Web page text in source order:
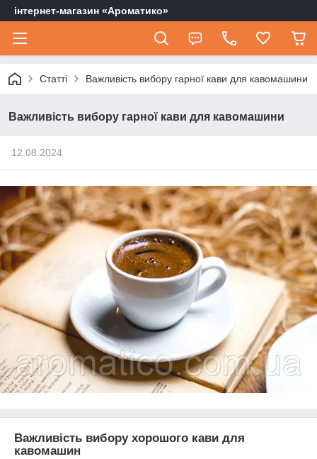
інтернет-магазин «Ароматико»
Статті Важливість вибору гарної кави для кавомашини
Важливість вибору гарної кави для кавомашини
12.08.2024
Важливість вибору хорошого кави для
кавомашин